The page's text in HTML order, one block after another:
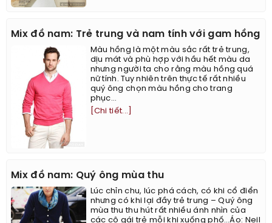
Mix đồ nam: Trẻ trung và nam tính với gam hồng
Màu hồng là một màu sắc rất trẻ trung,
dịu mát và phù hợp với hầu hết màu da
nhưng người ta cho rằng màu hồng quá
nữ tính. Tuy nhiên trên thực tế rất nhiều
quý ông chọn màu hồng cho trang
phục...
[Chi tiết...]
Mix đồ nam: Quý ông mùa thu
Lúc chỉn chu, lúc phá cách, có khi cổ điển
nhưng có khi lại đầy trẻ trung – Quý ông
mùa thu thu hút rất nhiều ánh nhìn của
các cô gái trẻ mỗi khi xuống phố…Áo: Neil